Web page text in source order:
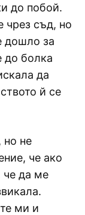
до побой.
чрез съд, но
дошло за
до болка
да
й се
но не
че ако
че да ме
ми и